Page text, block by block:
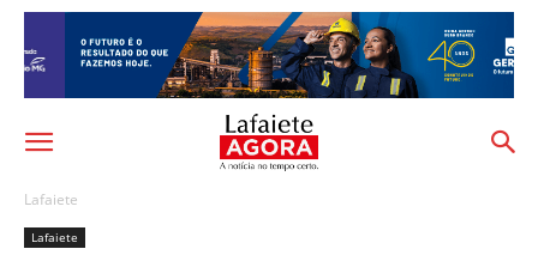
Lafaiete
Lafaiete